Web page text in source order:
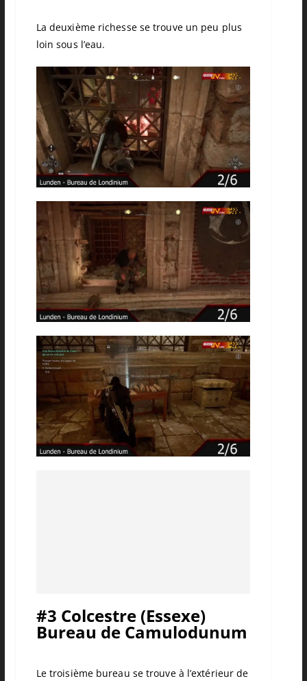
La deuxième richesse se trouve un peu plus
loin sous l’eau.
#3 Colcestre (Essexe)
Bureau de Camulodunum
Le troisième bureau se trouve à l’extérieur de